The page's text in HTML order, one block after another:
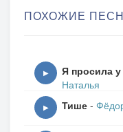
Мои земные
ПОХОЖИЕ
▶ Я просила
Наталья
▶ Тише -